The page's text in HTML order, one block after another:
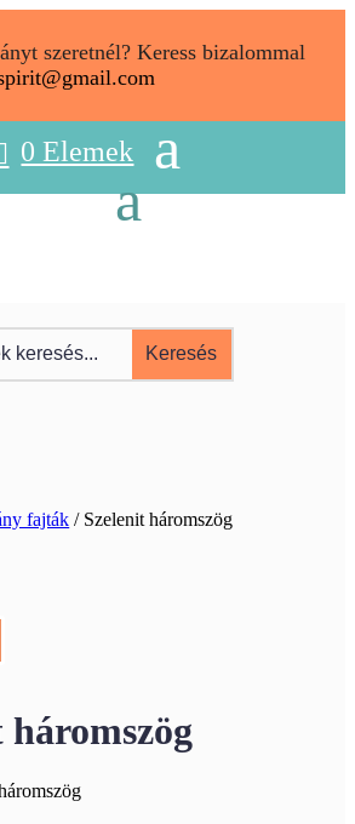
szeretnél? Keress bizalommal
0 Elemek
fajták / Szelenit háromszög
háromszög